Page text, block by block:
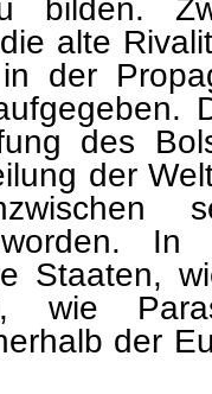
bilden.
alte
der
des
der
In
Staaten,
wie
der